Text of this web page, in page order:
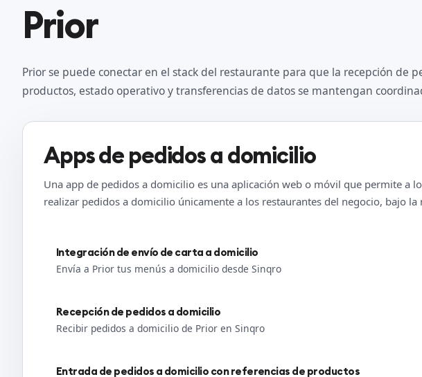
Prior
Prior se puede conectar en el stack del restaurante para que la recepción de
productos, estado operativo y transferencias de datos se mantengan
Apps de pedidos a domicilio
Una app de pedidos a domicilio es una aplicación web o móvil que permite a
realizar pedidos a domicilio únicamente a los restaurantes del negocio, bajo la
Integración de envío de carta a domicilio
Envía a Prior tus menús a domicilio desde Sinqro
Recepción de pedidos a domicilio
Recibir pedidos a domicilio de Prior en Sinqro
Entrada de pedidos a domicilio con referencias de productos